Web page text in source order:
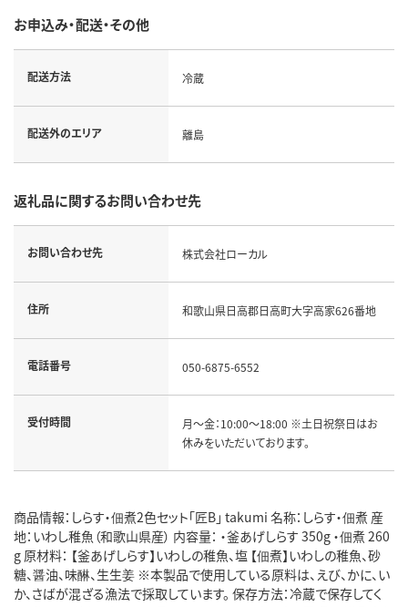
お申込み・配送・その他
配送方法 冷蔵
配送外のエリア 離島
返礼品に関するお問い合わせ先
お問い合わせ先 株式会社ローカル
住所 和歌山県日高郡日高町大字高家626番地
電話番号 050-6875-6552
受付時間
月～金：10:00～18:00 ※土日祝祭日はお
休みをいただいております。
商品情報：しらす・佃煮2色セット「匠B」 takumi 名称：しらす・佃煮 産
地：いわし稚魚（和歌山県産） 内容量： ・釜あげしらす 350g ・佃煮 260
g 原材料： 【釜あげしらす】いわしの稚魚、塩 【佃煮】いわしの稚魚、砂
糖、醤油、味醂、生生姜 ※本製品で使用している原料は、えび、かに、い
か、さばが混ざる漁法で採取しています。 保存方法：冷蔵で保存してく